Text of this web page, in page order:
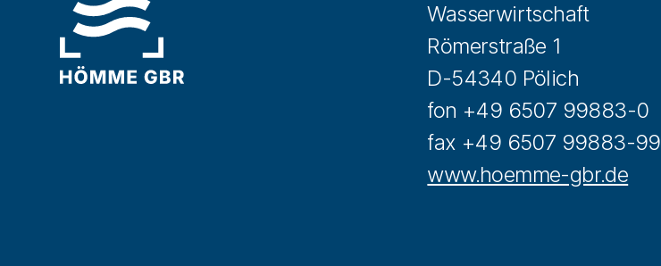
Wasserwirtschaft
Römerstraße 1
D-54340 Pölich
fon +49 6507 99883-0
fax +49 6507 99883-99
www.hoemme-gbr.de